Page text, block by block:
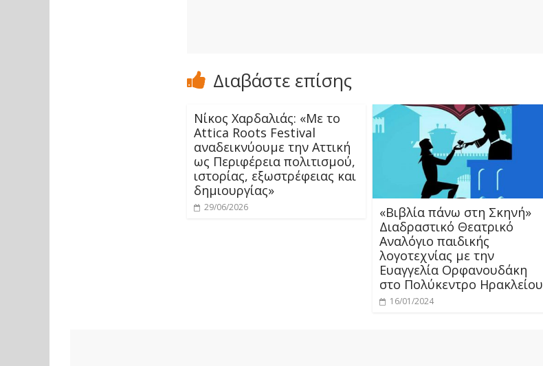
Διαβάστε επίσης
Νίκος Χαρδαλιάς: «Με το
Attica Roots Festival
αναδεικνύουμε την Αττική
ως Περιφέρεια πολιτισμού,
ιστορίας, εξωστρέφειας και
δημιουργίας»
29/06/2026
«Βιβλία πάνω στη Σκηνή»
Διαδραστικό Θεατρικό
Αναλόγιο παιδικής
λογοτεχνίας με την
Ευαγγελία Ορφανουδάκη
στο Πολύκεντρο Ηρακλείου
16/01/2024